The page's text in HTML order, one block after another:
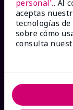
¿CÓMO
Recibe e-mails
Contáctanos
personal'.. Al
aceptas
tecnologías
sobre cómo
consulta